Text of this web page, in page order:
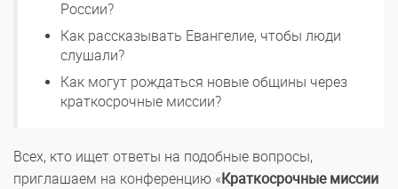
России?
Как рассказывать Евангелие, чтобы люди
слушали?
Как могут рождаться новые общины через
краткосрочные миссии?
Всех, кто ищет ответы на подобные вопросы,
приглашаем на конференцию «Краткосрочные миссии